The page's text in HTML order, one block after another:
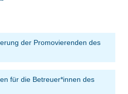
der Promovierenden des
für die Betreuer*innen des